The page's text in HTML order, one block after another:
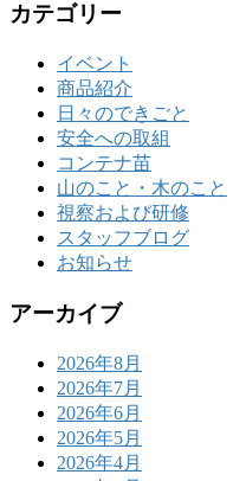
カテゴリー
イベント
商品紹介
日々のできごと
安全への取組
コンテナ苗
山のこと・木のこと
視察および研修
スタッフブログ
お知らせ
アーカイブ
2026年8月
2026年7月
2026年6月
2026年5月
2026年4月